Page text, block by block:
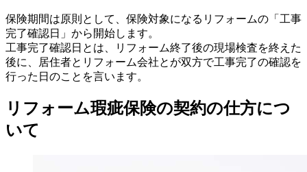
保険期間は原則として、保険対象になるリフォームの「工事
完了確認日」から開始します。
工事完了確認日とは、リフォーム終了後の現場検査を終えた
後に、居住者とリフォーム会社とが双方で工事完了の確認を
行った日のことを言います。
リフォーム瑕疵保険の契約の仕方につ
いて